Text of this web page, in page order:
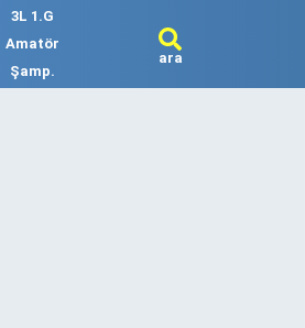
3L 1.G
Amatör
Şamp.
ara